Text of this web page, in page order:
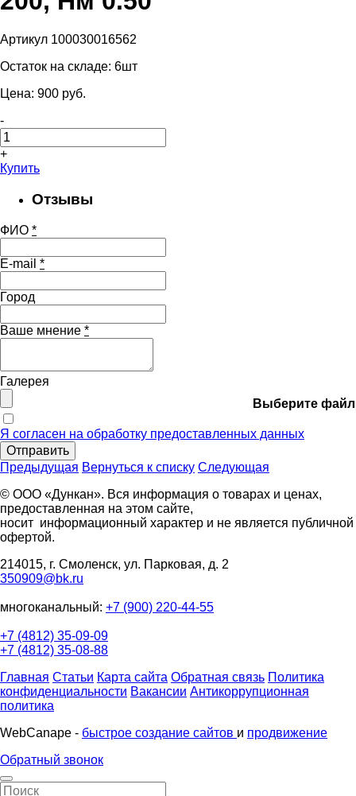
Артикул 100030016562
Остаток на складе: 6шт
Цена: 900 pуб.
-
+
Купить
Отзывы
ФИО *
E-mail *
Город
Ваше мнение *
Галерея
Выберите файл
Я согласен на обработку предоставленных данных
Отправить
Предыдущая Вернуться к списку Следующая
© ООО «Дункан». Вся информация о товарах и ценах,
предоставленная на этом сайте,
носит информационный характер и не является публичной
офертой.
214015, г. Смоленск, ул. Парковая, д. 2
350909@bk.ru
многоканальный: +7 (900) 220-44-55
+7 (4812) 35-09-09
+7 (4812) 35-08-88
Главная Статьи Карта сайта Обратная связь Политика
конфиденциальности Вакансии Антикоррупционная
политика
WebCanape - быстрое создание сайтов и продвижение
Обратный звонок